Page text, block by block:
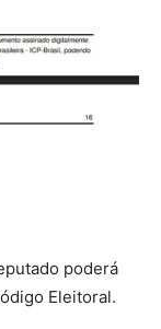
poderá
Eleitoral.